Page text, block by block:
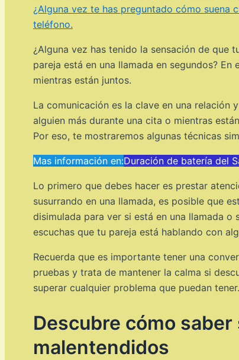
¿Alguna vez te has preguntado cómo suena
teléfono.
¿Alguna vez has tenido la sensación de que
pareja está en una llamada en segundos?
mientras están juntos.
La comunicación es la clave en una
alguien más durante una cita o mientras
Por eso, te mostraremos algunas técnicas
Mas información en:Duración de batería del
Lo primero que debes hacer es prestar
susurrando en una llamada, es posible que
disimulada para ver si está en una llamada o
escuchas que tu pareja está hablando con
Recuerda que es importante tener una
pruebas y trata de mantener la calma si
superar cualquier problema que puedan tener.
Descubre cómo
malentendidos